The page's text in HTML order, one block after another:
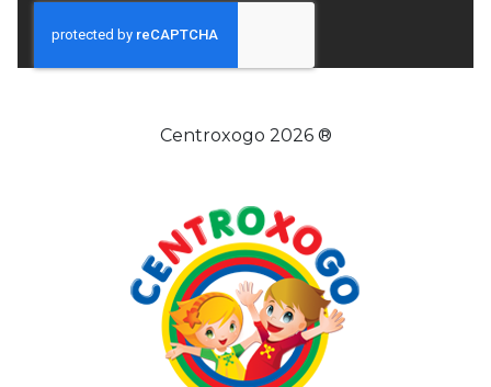
Centroxogo 2026 ®